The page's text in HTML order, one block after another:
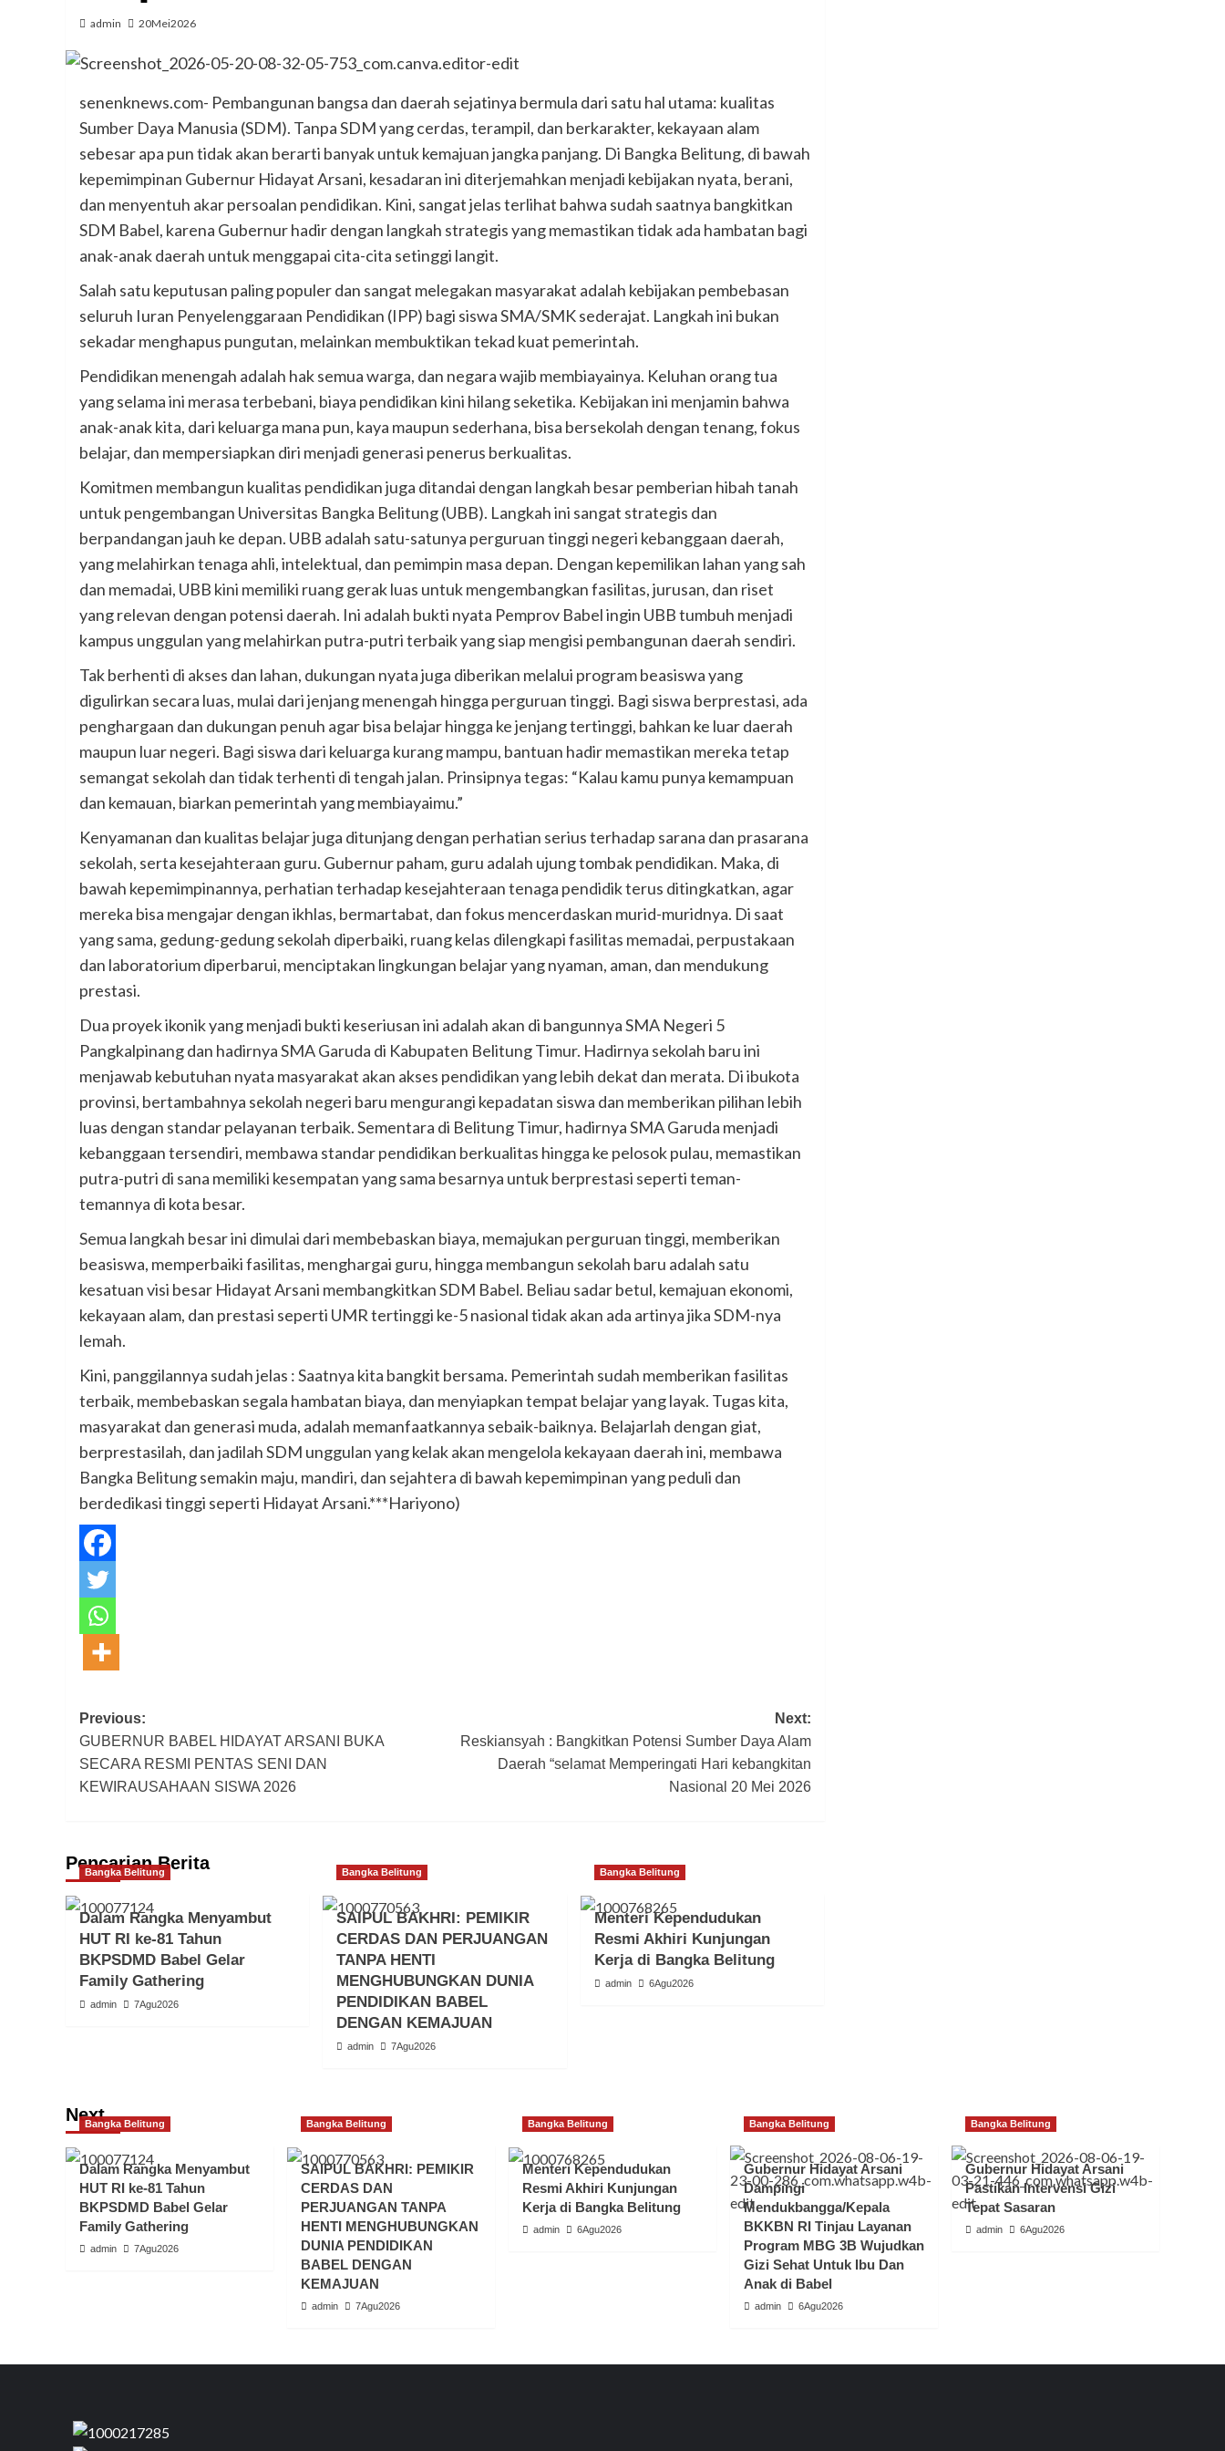
admin 20Mei2026
senenknews.com- Pembangunan bangsa dan daerah sejatinya bermula dari satu hal utama: kualitas
Sumber Daya Manusia (SDM). Tanpa SDM yang cerdas, terampil, dan berkarakter, kekayaan alam
sebesar apa pun tidak akan berarti banyak untuk kemajuan jangka panjang. Di Bangka Belitung, di bawah
kepemimpinan Gubernur Hidayat Arsani, kesadaran ini diterjemahkan menjadi kebijakan nyata, berani,
dan menyentuh akar persoalan pendidikan. Kini, sangat jelas terlihat bahwa sudah saatnya bangkitkan
SDM Babel, karena Gubernur hadir dengan langkah strategis yang memastikan tidak ada hambatan bagi
anak-anak daerah untuk menggapai cita-cita setinggi langit.
Salah satu keputusan paling populer dan sangat melegakan masyarakat adalah kebijakan pembebasan
seluruh Iuran Penyelenggaraan Pendidikan (IPP) bagi siswa SMA/SMK sederajat. Langkah ini bukan
sekadar menghapus pungutan, melainkan membuktikan tekad kuat pemerintah.
Pendidikan menengah adalah hak semua warga, dan negara wajib membiayainya. Keluhan orang tua
yang selama ini merasa terbebani, biaya pendidikan kini hilang seketika. Kebijakan ini menjamin bahwa
anak-anak kita, dari keluarga mana pun, kaya maupun sederhana, bisa bersekolah dengan tenang, fokus
belajar, dan mempersiapkan diri menjadi generasi penerus berkualitas.
Komitmen membangun kualitas pendidikan juga ditandai dengan langkah besar pemberian hibah tanah
untuk pengembangan Universitas Bangka Belitung (UBB). Langkah ini sangat strategis dan
berpandangan jauh ke depan. UBB adalah satu-satunya perguruan tinggi negeri kebanggaan daerah,
yang melahirkan tenaga ahli, intelektual, dan pemimpin masa depan. Dengan kepemilikan lahan yang sah
dan memadai, UBB kini memiliki ruang gerak luas untuk mengembangkan fasilitas, jurusan, dan riset
yang relevan dengan potensi daerah. Ini adalah bukti nyata Pemprov Babel ingin UBB tumbuh menjadi
kampus unggulan yang melahirkan putra-putri terbaik yang siap mengisi pembangunan daerah sendiri.
Tak berhenti di akses dan lahan, dukungan nyata juga diberikan melalui program beasiswa yang
digulirkan secara luas, mulai dari jenjang menengah hingga perguruan tinggi. Bagi siswa berprestasi, ada
penghargaan dan dukungan penuh agar bisa belajar hingga ke jenjang tertinggi, bahkan ke luar daerah
maupun luar negeri. Bagi siswa dari keluarga kurang mampu, bantuan hadir memastikan mereka tetap
semangat sekolah dan tidak terhenti di tengah jalan. Prinsipnya tegas: “Kalau kamu punya kemampuan
dan kemauan, biarkan pemerintah yang membiayaimu.”
Kenyamanan dan kualitas belajar juga ditunjang dengan perhatian serius terhadap sarana dan prasarana
sekolah, serta kesejahteraan guru. Gubernur paham, guru adalah ujung tombak pendidikan. Maka, di
bawah kepemimpinannya, perhatian terhadap kesejahteraan tenaga pendidik terus ditingkatkan, agar
mereka bisa mengajar dengan ikhlas, bermartabat, dan fokus mencerdaskan murid-muridnya. Di saat
yang sama, gedung-gedung sekolah diperbaiki, ruang kelas dilengkapi fasilitas memadai, perpustakaan
dan laboratorium diperbarui, menciptakan lingkungan belajar yang nyaman, aman, dan mendukung
prestasi.
Dua proyek ikonik yang menjadi bukti keseriusan ini adalah akan di bangunnya SMA Negeri 5
Pangkalpinang dan hadirnya SMA Garuda di Kabupaten Belitung Timur. Hadirnya sekolah baru ini
menjawab kebutuhan nyata masyarakat akan akses pendidikan yang lebih dekat dan merata. Di ibukota
provinsi, bertambahnya sekolah negeri baru mengurangi kepadatan siswa dan memberikan pilihan lebih
luas dengan standar pelayanan terbaik. Sementara di Belitung Timur, hadirnya SMA Garuda menjadi
kebanggaan tersendiri, membawa standar pendidikan berkualitas hingga ke pelosok pulau, memastikan
putra-putri di sana memiliki kesempatan yang sama besarnya untuk berprestasi seperti teman-
temannya di kota besar.
Semua langkah besar ini dimulai dari membebaskan biaya, memajukan perguruan tinggi, memberikan
beasiswa, memperbaiki fasilitas, menghargai guru, hingga membangun sekolah baru adalah satu
kesatuan visi besar Hidayat Arsani membangkitkan SDM Babel. Beliau sadar betul, kemajuan ekonomi,
kekayaan alam, dan prestasi seperti UMR tertinggi ke-5 nasional tidak akan ada artinya jika SDM-nya
lemah.
Kini, panggilannya sudah jelas : Saatnya kita bangkit bersama. Pemerintah sudah memberikan fasilitas
terbaik, membebaskan segala hambatan biaya, dan menyiapkan tempat belajar yang layak. Tugas kita,
masyarakat dan generasi muda, adalah memanfaatkannya sebaik-baiknya. Belajarlah dengan giat,
berprestasilah, dan jadilah SDM unggulan yang kelak akan mengelola kekayaan daerah ini, membawa
Bangka Belitung semakin maju, mandiri, dan sejahtera di bawah kepemimpinan yang peduli dan
berdedikasi tinggi seperti Hidayat Arsani.***Hariyono)
Post
navigation
Previous:
GUBERNUR BABEL HIDAYAT ARSANI BUKA
SECARA RESMI PENTAS SENI DAN
KEWIRAUSAHAAN SISWA 2026
Next:
Reskiansyah : Bangkitkan Potensi Sumber Daya Alam
Daerah “selamat Memperingati Hari kebangkitan
Nasional 20 Mei 2026
Pencarian Berita
Bangka Belitung
Dalam Rangka Menyambut
HUT RI ke-81 Tahun
BKPSDMD Babel Gelar
Family Gathering
admin 7Agu2026
Bangka Belitung
SAIPUL BAKHRI: PEMIKIR
CERDAS DAN PERJUANGAN
TANPA HENTI
MENGHUBUNGKAN DUNIA
PENDIDIKAN BABEL
DENGAN KEMAJUAN
admin 7Agu2026
Bangka Belitung
Menteri Kependudukan
Resmi Akhiri Kunjungan
Kerja di Bangka Belitung
admin 6Agu2026
NextBangka Belitung
Dalam Rangka Menyambut
HUT RI ke-81 Tahun
BKPSDMD Babel Gelar
Family Gathering
admin 7Agu2026
Bangka Belitung
SAIPUL BAKHRI: PEMIKIR
CERDAS DAN
PERJUANGAN TANPA
HENTI MENGHUBUNGKAN
DUNIA PENDIDIKAN
BABEL DENGAN
KEMAJUAN
admin 7Agu2026
Bangka Belitung
Menteri Kependudukan
Resmi Akhiri Kunjungan
Kerja di Bangka Belitung
admin 6Agu2026
Bangka Belitung
Gubernur Hidayat Arsani
Dampingi
Mendukbangga/Kepala
BKKBN RI Tinjau Layanan
Program MBG 3B Wujudkan
Gizi Sehat Untuk Ibu Dan
Anak di Babel
admin 6Agu2026
Bangka Belitung
Gubernur Hidayat Arsani
Pastikan Intervensi Gizi
Tepat Sasaran
admin 6Agu2026